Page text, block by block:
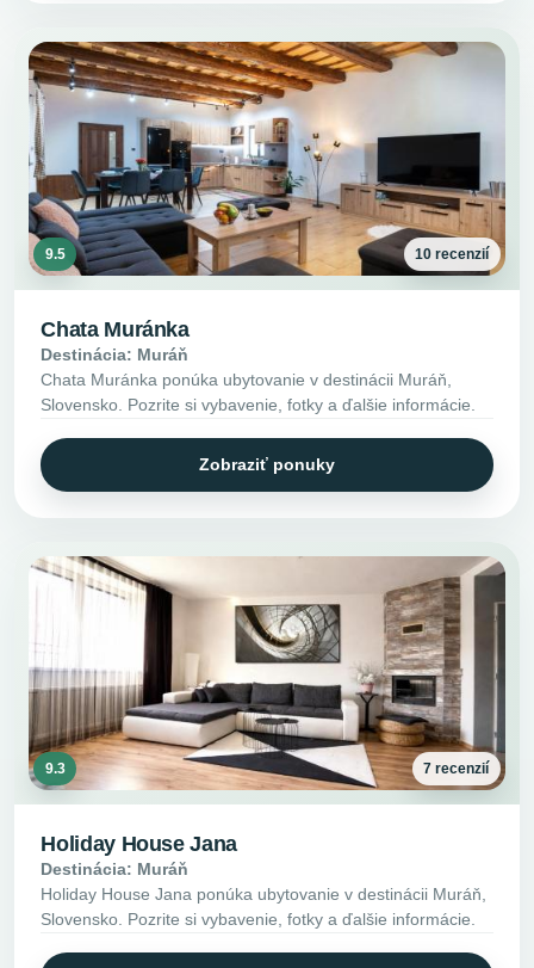
9.5 10 recenzií
Chata Muránka
Destinácia: Muráň
Chata Muránka ponúka ubytovanie v destinácii Muráň,
Slovensko. Pozrite si vybavenie, fotky a ďalšie informácie.
Zobraziť ponuky
9.3 7 recenzií
Holiday House Jana
Destinácia: Muráň
Holiday House Jana ponúka ubytovanie v destinácii Muráň,
Slovensko. Pozrite si vybavenie, fotky a ďalšie informácie.